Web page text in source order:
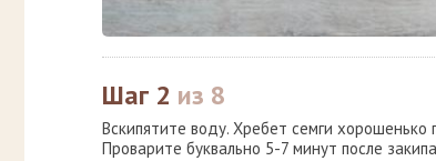
Шаг 2 из 8
Вскипятите воду. Хребет семги
Проварите буквально 5-7 минут после